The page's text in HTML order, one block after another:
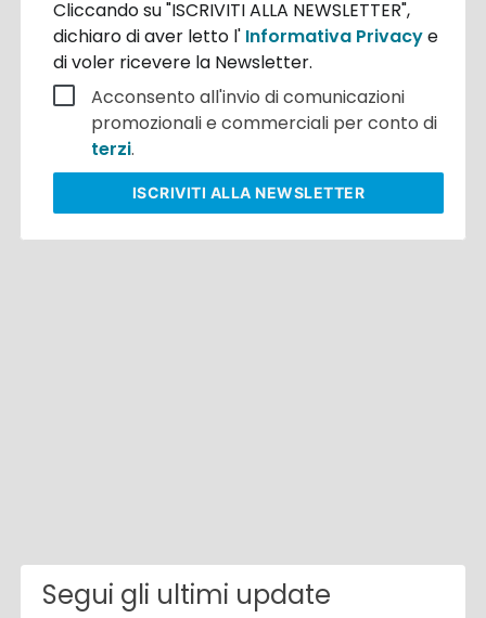
Cliccando su "ISCRIVITI ALLA NEWSLETTER",
dichiaro di aver letto l' Informativa Privacye
di voler ricevere la Newsletter.
Acconsento all'invio di comunicazioni
promozionali e commerciali per conto di
terzi.
ISCRIVITI ALLA NEWSLETTER
Segui gli ultimi update